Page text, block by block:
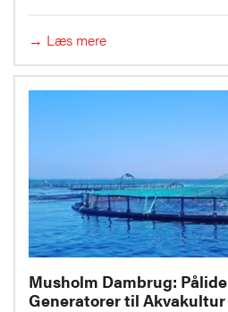
→ Læs mere
Musholm Dambrug:
Generatorer til Akvakultur